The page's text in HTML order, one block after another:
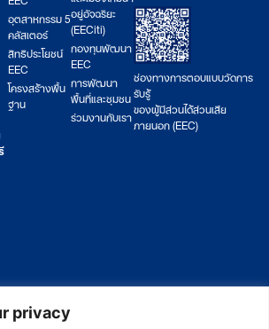
privacy
อุตสาหกรรม 5
คลัสเตอร์
สิทธิประโยชน์
EEC
โครงสร้างพื้น
ฐาน
อยู่อัจฉริยะ
(EECiti)
กองทุนพัฒนา
EEC
การพัฒนา
พื้นที่และชุมชน
ร่วมงานกับเรา
ช่องทางการตอบแบบวัดการ
รับรู้
ของผู้มีส่วนได้ส่วนเสีย
ภายนอก (EEC)